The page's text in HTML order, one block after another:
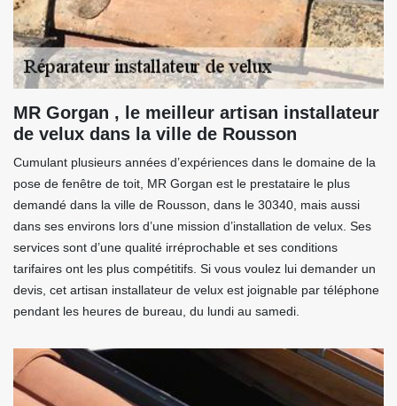
MR Gorgan , le meilleur artisan installateur
de velux dans la ville de Rousson
Cumulant plusieurs années d’expériences dans le domaine de la
pose de fenêtre de toit, MR Gorgan est le prestataire le plus
demandé dans la ville de Rousson, dans le 30340, mais aussi
dans ses environs lors d’une mission d’installation de velux. Ses
services sont d’une qualité irréprochable et ses conditions
tarifaires ont les plus compétitifs. Si vous voulez lui demander un
devis, cet artisan installateur de velux est joignable par téléphone
pendant les heures de bureau, du lundi au samedi.